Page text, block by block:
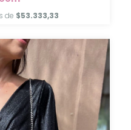
de $53.333,33